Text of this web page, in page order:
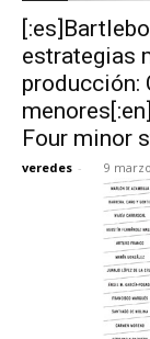
estrategias
producción:
Four minor
veredes - 9